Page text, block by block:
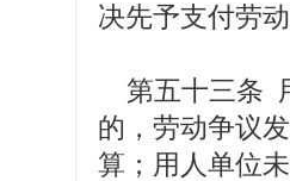
决先予支付劳
第五十三条
的，劳动争议
算；用人单位